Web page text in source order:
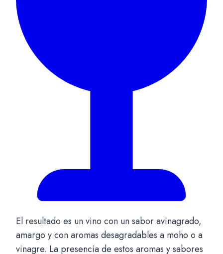
El resultado es un vino con un sabor avinagrado,
amargo y con aromas desagradables a moho o a
vinagre. La presencia de estos aromas y sabores